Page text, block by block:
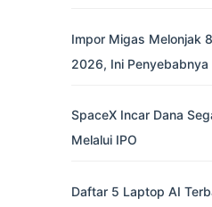
Impor Migas Melonjak
2026, Ini Penyebabnya
SpaceX Incar Dana
Melalui IPO
Daftar 5 Laptop AI